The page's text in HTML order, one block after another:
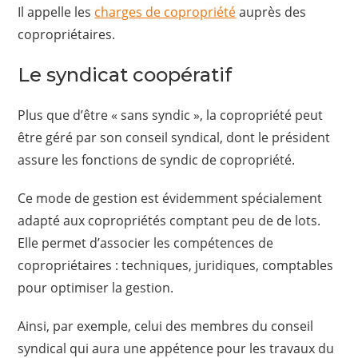
Il appelle les charges de copropriétéauprès des
copropriétaires.
Le syndicat coopératif
Plus que d’être « sans syndic », la copropriété peut
être géré par son conseil syndical, dont le président
assure les fonctions de syndic de copropriété.
Ce mode de gestion est évidemment spécialement
adapté aux copropriétés comptant peu de de lots.
Elle permet d’associer les compétences de
copropriétaires : techniques, juridiques, comptables
pour optimiser la gestion.
Ainsi, par exemple, celui des membres du conseil
syndical qui aura une appétence pour les travaux du